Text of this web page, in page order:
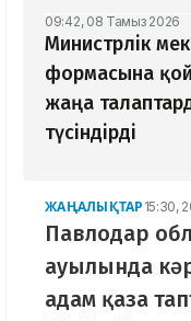
09:42, 08 Тамыз 2026
Министрлік
формасына
жаңа
түсіндірді
ЖАҢАЛЫҚТАР 15:30,
Павлодар
ауылында
адам қаза